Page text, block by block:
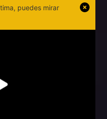
puedes mirar